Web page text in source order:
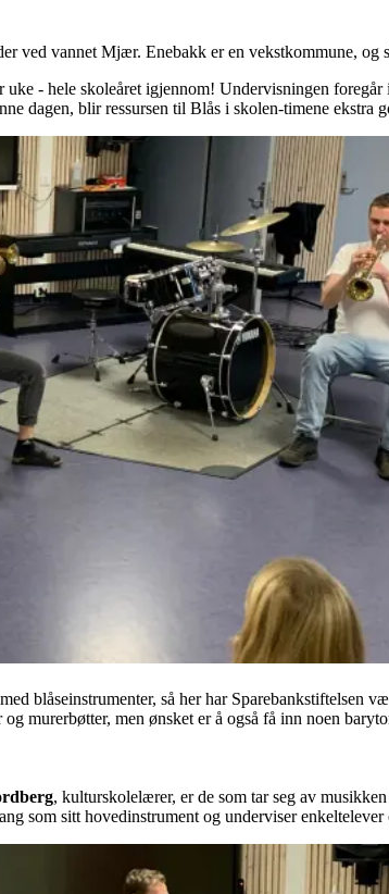
ved vannet Mjær. Enebakk er en vekstkommune, og
- hele skoleåret igjennom! Undervisningen
dagen, blir ressursen til Blås i skolen-timene
blåseinstrumenter, så her har
murerbøtter, men ønsket er å også få inn noen
, kulturskolelærer, er de som tar seg av
som sitt hovedinstrument og underviser